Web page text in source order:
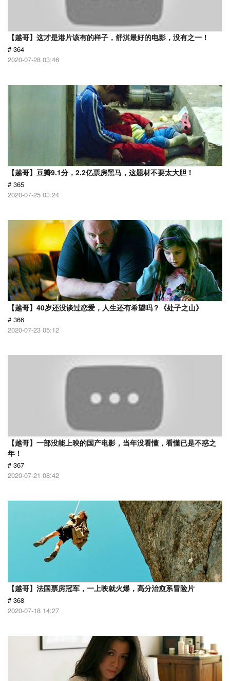
【越哥】这才是港片该有的样子，舒淇最好的电影，没有之一！
# 364
2020-07-28 03:46
【越哥】豆瓣9.1分，2.2亿票房黑马，这题材不要太大胆！
# 365
2020-07-25 03:24
【越哥】40岁还没谈过恋爱，人生还有希望吗？《处子之山》
# 366
2020-07-23 05:12
【越哥】一部没能上映的国产电影，当年没看懂，看懂已是不惑之
年！
# 367
2020-07-21 08:42
【越哥】法国票房冠军，一上映就火爆，高分治愈系冒险片
# 368
2020-07-18 14:27